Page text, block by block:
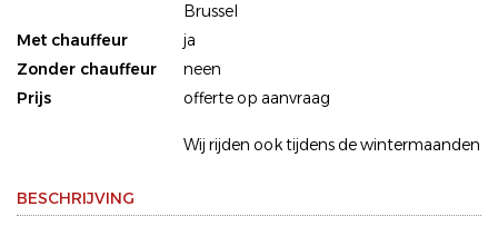
Brussel
Met chauffeur
ja
Zonder chauffeur
neen
Prijs
offerte op aanvraag
Wij rijden ook tijdens de wintermaanden
BESCHRIJVING